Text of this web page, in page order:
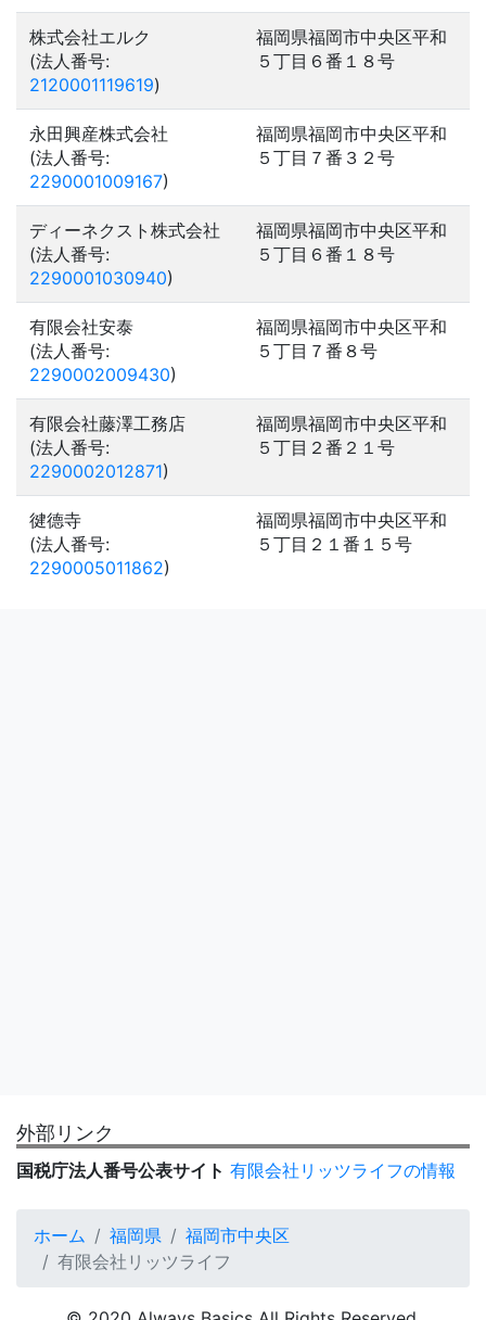
株式会社エルク
(法人番号:
2120001119619)
福岡県福岡市中央区平和
５丁目６番１８号
永田興産株式会社
(法人番号:
2290001009167)
福岡県福岡市中央区平和
５丁目７番３２号
ディーネクスト株式会社
(法人番号:
2290001030940)
福岡県福岡市中央区平和
５丁目６番１８号
有限会社安泰
(法人番号:
2290002009430)
福岡県福岡市中央区平和
５丁目７番８号
有限会社藤澤工務店
(法人番号:
2290002012871)
福岡県福岡市中央区平和
５丁目２番２１号
徤德寺
(法人番号:
2290005011862)
福岡県福岡市中央区平和
５丁目２１番１５号
外部リンク
国税庁法人番号公表サイト 有限会社リッツライフの情報
ホーム 福岡県
福岡市中央区
有限会社リッツライフ